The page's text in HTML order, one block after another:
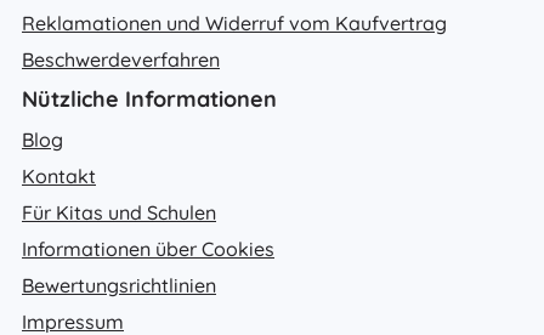
Reklamationen und Widerruf vom Kaufvertrag
Beschwerdeverfahren
Nützliche Informationen
Blog
Kontakt
Für Kitas und Schulen
Informationen über Cookies
Bewertungsrichtlinien
Impressum